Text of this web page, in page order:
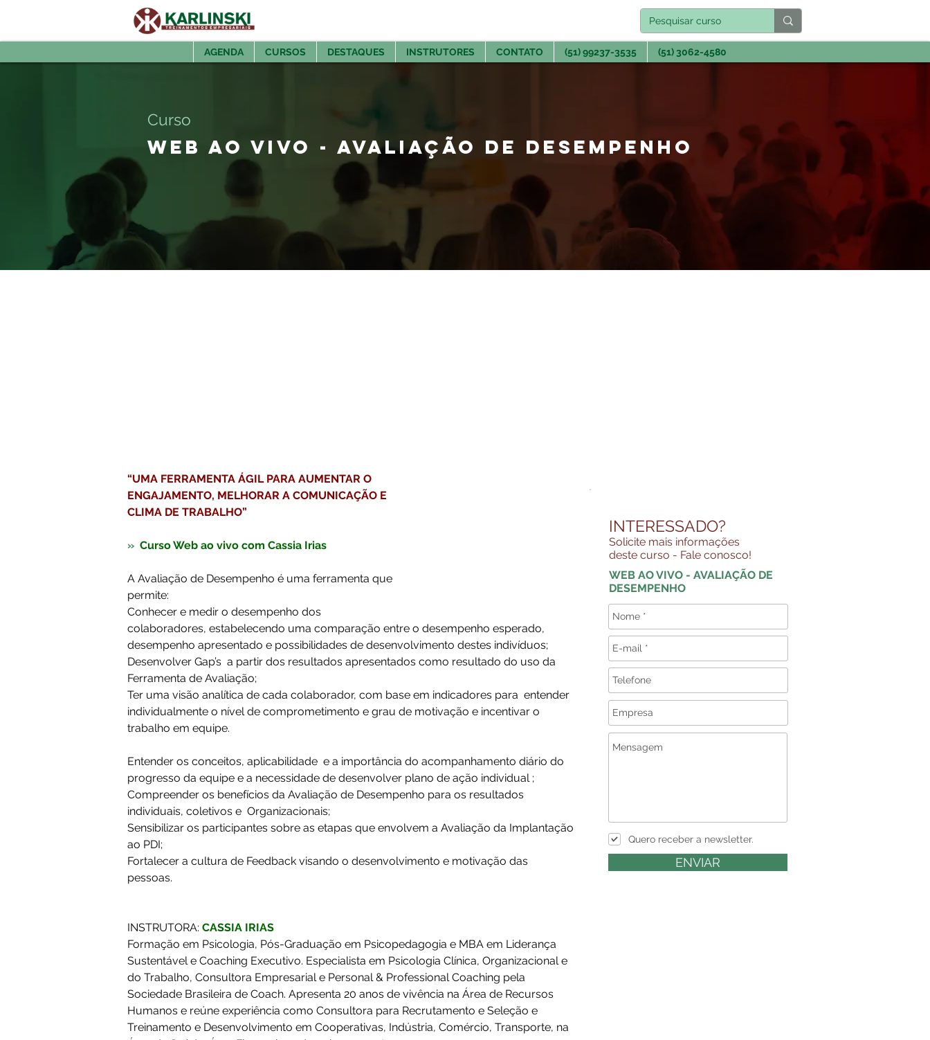
AGENDA CURSOS DESTAQUES INSTRUTORES CONTATO (51) 99237-3535 (51) 3062-4580
INTERESSADO?
Solicite mais informações
deste curso - Fale conosco!
WEB AO VIVO - AVALIAÇÃO DE
DESEMPENHO
Quero receber a newsletter.
ENVIAR
Curso
WEB AO VIVO - AVALIAÇÃO DE DESEMPENHO
“UMA FERRAMENTA ÁGIL PARA AUMENTAR O
ENGAJAMENTO, MELHORAR A COMUNICAÇÃO E
CLIMA DE TRABALHO”
» Curso Web ao vivo com Cassia Irias
A Avaliação de Desempenho é uma ferramenta que
permite:
Conhecer e medir o desempenho dos
colaboradores, estabelecendo uma comparação entre o desempenho esperado,
desempenho apresentado e possibilidades de desenvolvimento destes indivíduos;
Desenvolver Gap’s  a partir dos resultados apresentados como resultado do uso da
Ferramenta de Avaliação;
Ter uma visão analítica de cada colaborador, com base em indicadores para  entender
individualmente o nível de comprometimento e grau de motivação e incentivar o
trabalho em equipe.
Entender os conceitos, aplicabilidade  e a importância do acompanhamento diário do
progresso da equipe e a necessidade de desenvolver plano de ação individual ;
Compreender os benefícios da Avaliação de Desempenho para os resultados
individuais, coletivos e  Organizacionais;
Sensibilizar os participantes sobre as etapas que envolvem a Avaliação da Implantação
ao PDI;
Fortalecer a cultura de Feedback visando o desenvolvimento e motivação das
pessoas.
INSTRUTORA: CASSIA IRIAS
Formação em Psicologia, Pós-Graduação em Psicopedagogia e MBA em Liderança
Sustentável e Coaching Executivo. Especialista em Psicologia Clínica, Organizacional e
do Trabalho, Consultora Empresarial e Personal & Professional Coaching pela
Sociedade Brasileira de Coach. Apresenta 20 anos de vivência na Área de Recursos
Humanos e reúne experiência como Consultora para Recrutamento e Seleção e
Treinamento e Desenvolvimento em Cooperativas, Indústria, Comércio, Transporte, na